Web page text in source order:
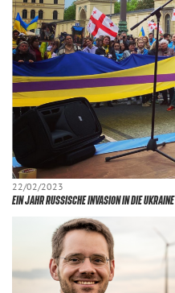
22/02/2023
EIN JAHR RUSSISCHE INVASION IN DIE UKRAINE